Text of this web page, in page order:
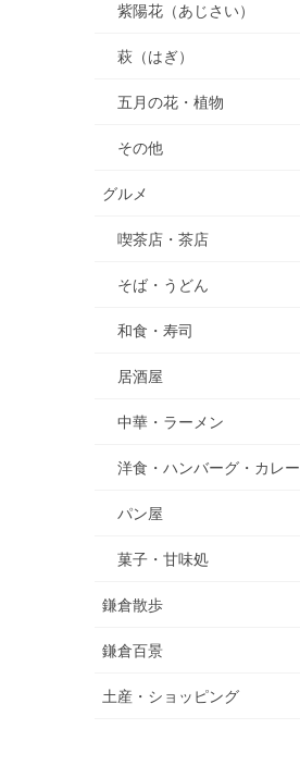
紫陽花（あじさい）
萩（はぎ）
五月の花・植物
その他
グルメ
喫茶店・茶店
そば・うどん
和食・寿司
居酒屋
中華・ラーメン
洋食・ハンバーグ・カレー
パン屋
菓子・甘味処
鎌倉散歩
鎌倉百景
土産・ショッピング